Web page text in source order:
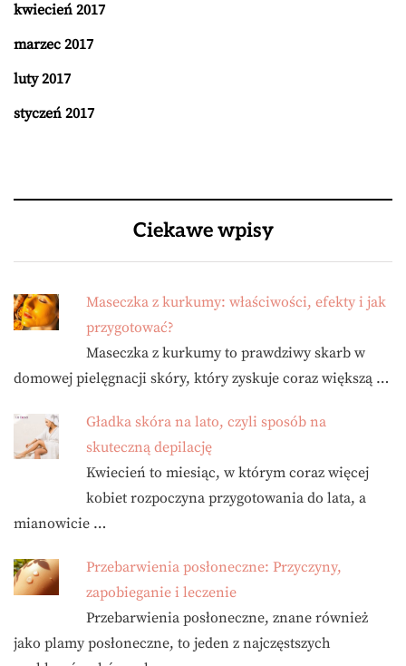
kwiecień 2017
marzec 2017
luty 2017
styczeń 2017
Ciekawe wpisy
Maseczka z kurkumy: właściwości, efekty i jak
przygotować?
Maseczka z kurkumy to prawdziwy skarb w
domowej pielęgnacji skóry, który zyskuje coraz większą …
Gładka skóra na lato, czyli sposób na
skuteczną depilację
Kwiecień to miesiąc, w którym coraz więcej
kobiet rozpoczyna przygotowania do lata, a
mianowicie …
Przebarwienia posłoneczne: Przyczyny,
zapobieganie i leczenie
Przebarwienia posłoneczne, znane również
jako plamy posłoneczne, to jeden z najczęstszych